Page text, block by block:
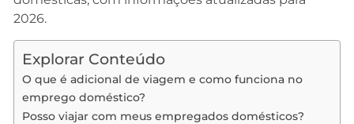
2026.
Explorar Conteúdo
O que é adicional de viagem e como funciona no
emprego doméstico?
Posso viajar com meus empregados domésticos?